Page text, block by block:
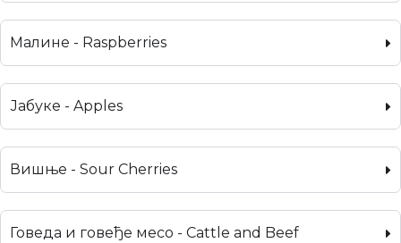
Малине - Raspberries
Јабуке - Apples
Вишње - Sour Cherries
Говеда и говеђе месо - Cattle and Beef